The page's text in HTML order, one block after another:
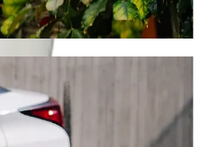
Ať už jedete kamkoli, najdeme